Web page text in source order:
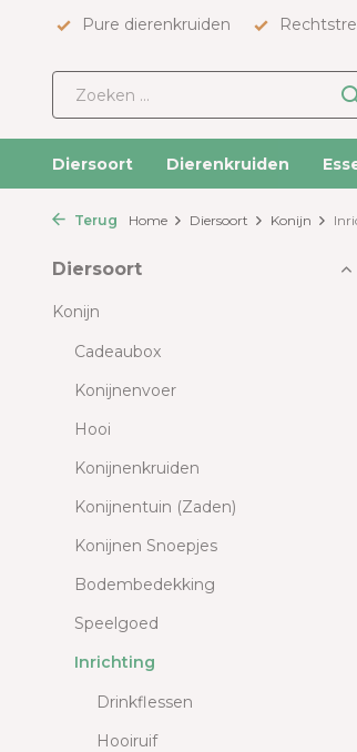
Pure dierenkruiden
Diersoort Dierenkruiden
Terug Home Diersoort Konijn
Diersoort
Konijn
Cadeaubox
Konijnenvoer
Hooi
Konijnenkruiden
Konijnentuin (Zaden)
Konijnen Snoepjes
Bodembedekking
Speelgoed
Inrichting
Drinkflessen
Hooiruif